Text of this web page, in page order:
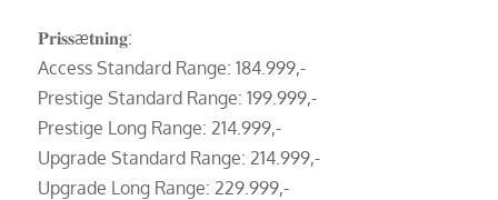
𝐏𝐫𝐢𝐬𝐬æ𝐭𝐧𝐢𝐧𝐠:
Access Standard Range: 184.999,-
Prestige Standard Range: 199.999,-
Prestige Long Range: 214.999,-
Upgrade Standard Range: 214.999,-
Upgrade Long Range: 229.999,-